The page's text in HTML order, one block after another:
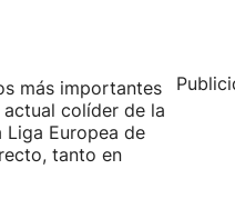
más importantes
colíder de la
Liga Europea de
tanto en